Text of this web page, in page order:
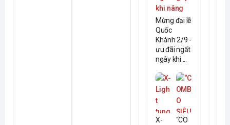
Mừng đại lễ
Quốc
Khánh 2/9 -
ưu đãi ngất
ngây khi ...
X-
“CO